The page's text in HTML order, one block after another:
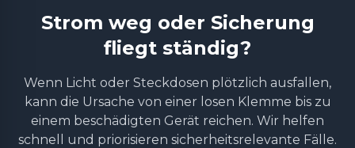
Strom weg oder Sicherung
fliegt ständig?
Wenn Licht oder Steckdosen plötzlich ausfallen,
kann die Ursache von einer losen Klemme bis zu
einem beschädigten Gerät reichen. Wir helfen
schnell und priorisieren sicherheitsrelevante Fälle.